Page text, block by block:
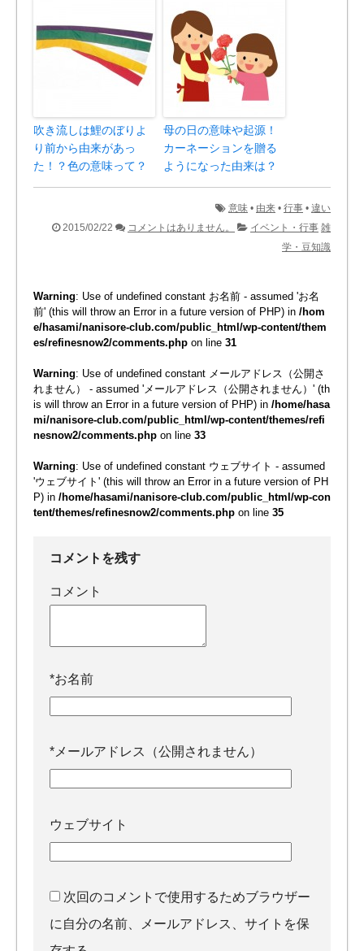
吹き流しは鯉のぼりよ
り前から由来があっ
た！？色の意味って？
母の日の意味や起源！
カーネーションを贈る
ようになった由来は？
意味 • 由来 • 行事 • 違い
2015/02/22
コメントはありません。 イベント・行事 雑
学・豆知識
Warning: Use of undefined constant お名前 - assumed 'お名
前' (this will throw an Error in a future version of PHP) in /hom
e/hasami/nanisore-club.com/public_html/wp-content/them
es/refinesnow2/comments.php on line 31
Warning: Use of undefined constant メールアドレス（公開さ
れません） - assumed 'メールアドレス（公開されません）' (th
is will throw an Error in a future version of PHP) in /home/hasa
mi/nanisore-club.com/public_html/wp-content/themes/refi
nesnow2/comments.php on line 33
Warning: Use of undefined constant ウェブサイト - assumed
'ウェブサイト' (this will throw an Error in a future version of PH
P) in /home/hasami/nanisore-club.com/public_html/wp-con
tent/themes/refinesnow2/comments.php on line 35
コメントを残す
コメント
*お名前
* メールアドレス（公開されません）
ウェブサイト
次回のコメントで使用するためブラウザー
に自分の名前、メールアドレス、サイトを保